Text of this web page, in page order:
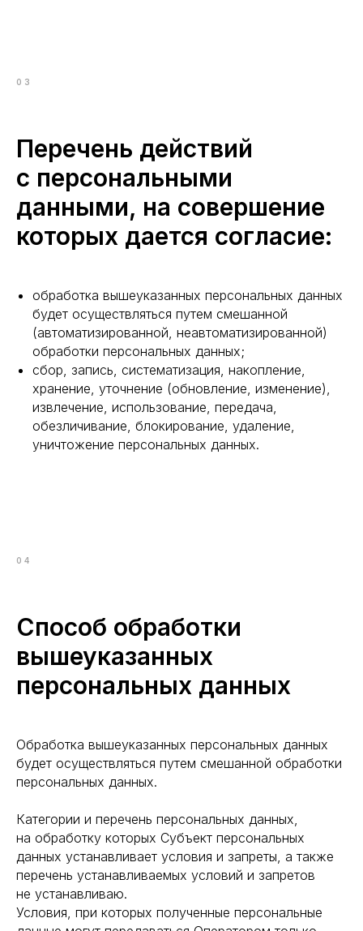
03
Перечень действий
с персональными
данными, на совершение
которых дается согласие:
обработка вышеуказанных персональных данных
будет осуществляться путем смешанной
(автоматизированной, неавтоматизированной)
обработки персональных данных;
сбор, запись, систематизация, накопление,
хранение, уточнение (обновление, изменение),
извлечение, использование, передача,
обезличивание, блокирование, удаление,
уничтожение персональных данных.
04
Способ обработки
вышеуказанных
персональных данных
Обработка вышеуказанных персональных данных
будет осуществляться путем смешанной обработки
персональных данных.
Категории и перечень персональных данных,
на обработку которых Субъект персональных
данных устанавливает условия и запреты, а также
перечень устанавливаемых условий и запретов
не устанавливаю.
Условия, при которых полученные персональные